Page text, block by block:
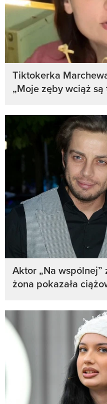
Tiktokerka
„Moje zęby wciąż
Aktor „Na
żona pokazała